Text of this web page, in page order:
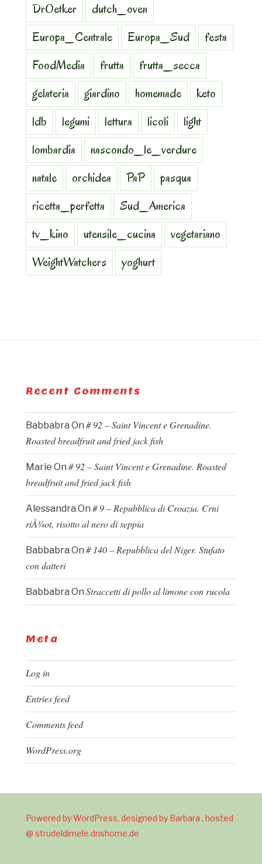
DrOetker
dutch_oven
Europa_Centrale
Europa_Sud
festa
FoodMedia
frutta
frutta_secca
gelateria
giardino homemade
keto
ldb
legumi lettura licoli
light
lombardia
nascondo_le_verdure
natale
orchidea PaP
pasqua
ricetta_perfetta
Sud_America
tv_kino
utensile_cucina
vegetariano
WeightWatchers
yoghurt
Recent Comments
Babbabra On # 92 – Saint Vincent e Grenadine.
Roasted breadfruit and fried jack fish
Marie On # 92 – Saint Vincent e Grenadine. Roasted
breadfruit and fried jack fish
Alessandra On # 9 – Repubblica di Croazia. Crni
riÅ¾ot, risotto al nero di seppia
Babbabra On # 140 – Repubblica del Niger. Stufato
con datteri
Babbabra On Straccetti di pollo al limone con rucola
Meta
Log in
Entries feed
Comments feed
WordPress.org
Powered by WordPress, designed by Barbara , hosted
@ strudeldimele.dnshome.de